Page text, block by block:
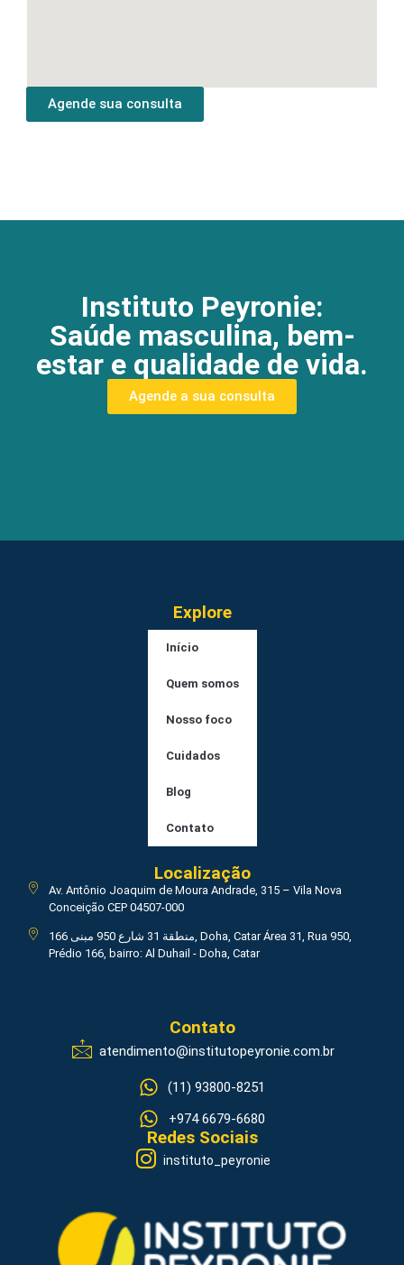
Agende sua consulta
Instituto Peyronie:
Saúde masculina, bem-
estar e qualidade de vida.
Agende a sua consulta
Explore
Início
Quem somos
Nosso foco
Cuidados
Blog
Contato
Localização
Av. Antônio Joaquim de Moura Andrade, 315 – Vila Nova
Conceição CEP 04507-000
منطقة 31 شارع 950 مبنى 166, Doha, Catar Área 31, Rua 950,
Prédio 166, bairro: Al Duhail - Doha, Catar
Contato
atendimento@institutopeyronie.com.br
(11) 93800-8251
+974 6679-6680
Redes Sociais
instituto_peyronie